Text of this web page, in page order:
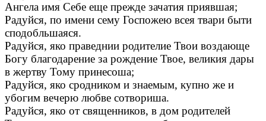
Ангела имя Себе еще прежде зачатия приявшая;
Радуйся, по имени сему Госпожею всея твари быти
сподобльшаяся.
Радуйся, яко праведнии родителие Твои воздающе
Богу благодарение за рождение Твое, великия дары
в жертву Тому принесоша;
Радуйся, яко сродником и знаемым, купно же и
убогим вечерю любве сотвориша.
Радуйся, яко от священников, в дом родителей